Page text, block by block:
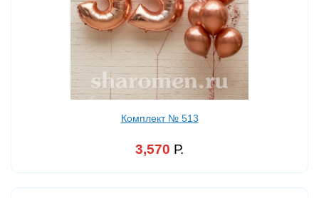
Комплект № 513
3,570 Р.